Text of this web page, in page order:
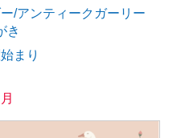
/アンティークガーリー
き
まり